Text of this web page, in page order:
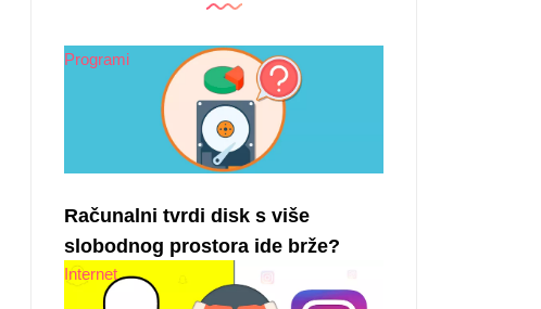
Programi
Računalni tvrdi disk s više
slobodnog prostora ide brže?
Internet